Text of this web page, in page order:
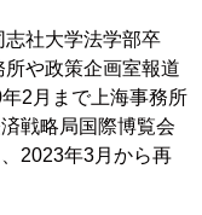
社大学法学部卒
や政策企画室報道
2月まで上海事務所
戦略局国際博覧会
2023年3月から再